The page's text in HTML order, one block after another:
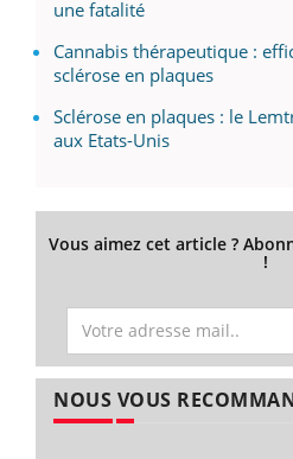
une fatalité
Cannabis thérapeutique :
sclérose en plaques
Sclérose en plaques : le
aux Etats-Unis
Vous aimez cet article ?
!
NOUS VOUS